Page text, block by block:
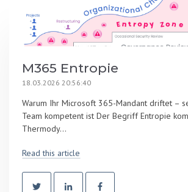
M365 Entropie
18.03.2026 20:56:40
Warum Ihr Microsoft 365-Mandant driftet –
Team kompetent ist Der Begriff Entropie
Thermody...
Read this article